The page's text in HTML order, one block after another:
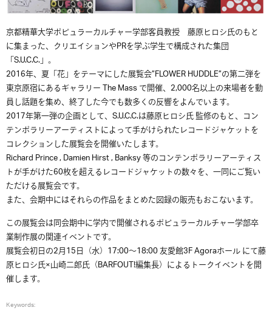
京都精華大学ポピュラーカルチャー学部客員教授 藤原ヒロシ氏のもと
に集まった、クリエイションやPRを学ぶ学生で構成された集団
「S.U.C.C.」。
2016年、夏「花」をテーマにした展覧会”FLOWER HUDDLE”の第二弾を
東京原宿にあるギャラリー The Mass で開催、2,000名以上の来場者を動
員し話題を集め、終了した今でも数多くの反響をよんでいます。
2017年第一弾の企画として、S.U.C.C.は藤原ヒロシ氏 監修のもと、コン
テンポラリーアーティストによって手がけられたレコードジャケットを
コレクションした展覧会を開催いたします。
Richard Prince , Damien Hirst , Banksy 等のコンテンポラリーアーティス
トが手がけた60枚を超えるレコードジャケットの数々を、一同にご覧い
ただける展覧会です。
また、会期中にはそれらの作品をまとめた図録の販売もおこないます。
この展覧会は同会期中に学内で開催されるポピュラーカルチャー学部卒
業制作展の関連イベントです。
展覧会初日の2月15日（水）17:00～18:00 友愛館3F Agoraホール にて藤
原ヒロシ氏×山崎二郎氏（BARFOUT!編集長）によるトークイベントを開
催します。
Keywords: